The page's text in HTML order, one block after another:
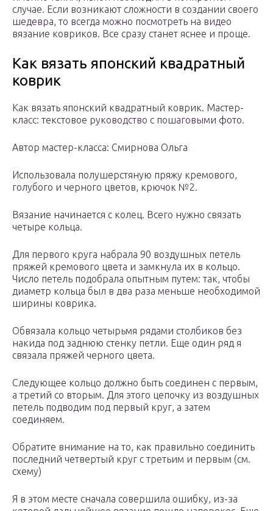
случае. Если возникают сложности в создании своего
шедевра, то всегда можно посмотреть на видео
вязание ковриков. Все сразу станет яснее и проще.
Как вязать японский квадратный
коврик
Как вязать японский квадратный коврик. Мастер-
класс: текстовое руководство с пошаговыми фото.
Автор мастер-класса: Смирнова Ольга
Использовала полушерстяную пряжу кремового,
голубого и черного цветов, крючок №2.
Вязание начинается с колец. Всего нужно связать
четыре кольца.
Для первого круга набрала 90 воздушных петель
пряжей кремового цвета и замкнула их в кольцо.
Число петель подобрала опытным путем: так, чтобы
диаметр кольца был в два раза меньше необходимой
ширины коврика.
Обвязала кольцо четырьмя рядами столбиков без
накида под заднюю стенку петли. Еще один ряд я
связала пряжей черного цвета.
Следующее кольцо должно быть соединен с первым,
а третий со вторым. Для этого цепочку из воздушных
петель подводим под первый круг, а затем
соединяем.
Обратите внимание на то, как правильно соединить
последний четвертый круг с третьим и первым (см.
схему)
Я в этом месте сначала совершила ошибку, из-за